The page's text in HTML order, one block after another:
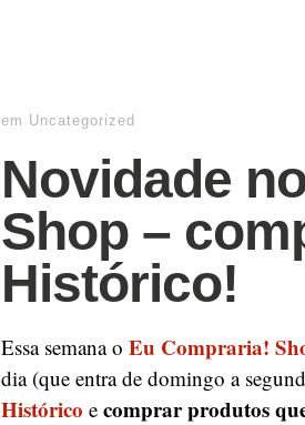
em Uncategorized
Novidade
Shop –
Histórico!
Essa semana o Eu Compraria!
dia (que entra de domingo a
Histórico e comprar produtos